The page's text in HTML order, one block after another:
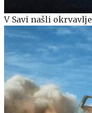
V Savi našli